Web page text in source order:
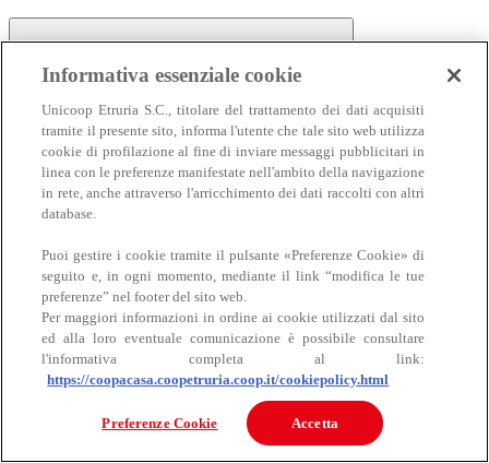
Carne
Carne
Bovino
Informativa essenziale cookie
Unicoop Etruria S.C., titolare del trattamento dei dati acquisiti
tramite il presente sito, informa l'utente che tale sito web utilizza
cookie di profilazione al fine di inviare messaggi pubblicitari in
linea con le preferenze manifestate nell'ambito della navigazione
in rete, anche attraverso l'arricchimento dei dati raccolti con altri
database.
Puoi gestire i cookie tramite il pulsante «Preferenze Cookie» di
seguito e, in ogni momento, mediante il link “modifica le tue
preferenze” nel footer del sito web.
Per maggiori informazioni in ordine ai cookie utilizzati dal sito
ed alla loro eventuale comunicazione è possibile consultare
l'informativa completa al link:
https://coopacasa.coopetruria.coop.it/cookiepolicy.html
Preferenze Cookie Accetta